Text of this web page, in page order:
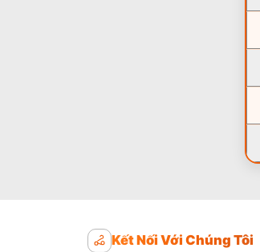
Kết Nối Với Chúng Tôi